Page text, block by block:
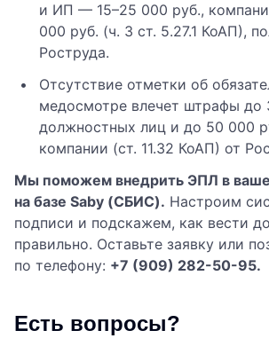
и ИП — 15–25 000 руб.,
000 руб. (ч. 3 ст. 5.27.1 КоАП),
Роструда.
Отсутствие отметки об
медосмотре влечет штрафы до
должностных лиц и до 50 000
компании (ст. 11.32 КоАП) от
Мы поможем внедрить ЭПЛ в
на базе Saby (СБИС). Настроим
подписи и подскажем, как вести
правильно. Оставьте заявку или
по телефону: +7 (909) 282-50-95.
Есть вопросы?